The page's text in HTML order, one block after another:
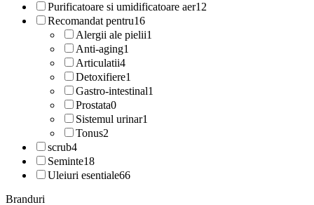
Purificatoare si umidificatoare aer12
Recomandat pentru16
Alergii ale pielii1
Anti-aging1
Articulatii4
Detoxifiere1
Gastro-intestinal1
Prostata0
Sistemul urinar1
Tonus2
scrub4
Seminte18
Uleiuri esentiale66
Branduri